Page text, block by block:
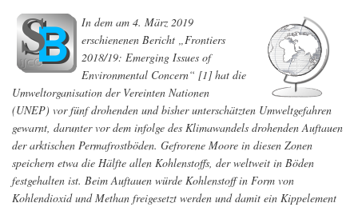
In dem am 4. März 2019
erschienenen Bericht „Frontiers
2018/19: Emerging Issues of
Environmental Concern“ [1] hat die
Umweltorganisation der Vereinten Nationen
(UNEP) vor fünf drohenden und bisher unterschätzten Umweltgefahren
gewarnt, darunter vor dem infolge des Klimawandels drohenden Auftauen
der arktischen Permafrostböden. Gefrorene Moore in diesen Zonen
speichern etwa die Hälfte allen Kohlenstoffs, der weltweit in Böden
festgehalten ist. Beim Auftauen würde Kohlenstoff in Form von
Kohlendioxid und Methan freigesetzt werden und damit ein Kippelement